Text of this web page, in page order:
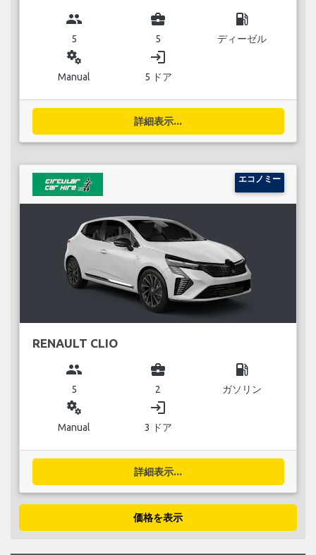
group
5
business_center
5
local_gas_station
ディーゼル
miscellaneous_services
Manual
login
5 ドア
詳細表示...
エコノミー
RENAULT CLIO
group
5
business_center
2
local_gas_station
ガソリン
miscellaneous_services
Manual
login
3 ドア
詳細表示...
価格を表示